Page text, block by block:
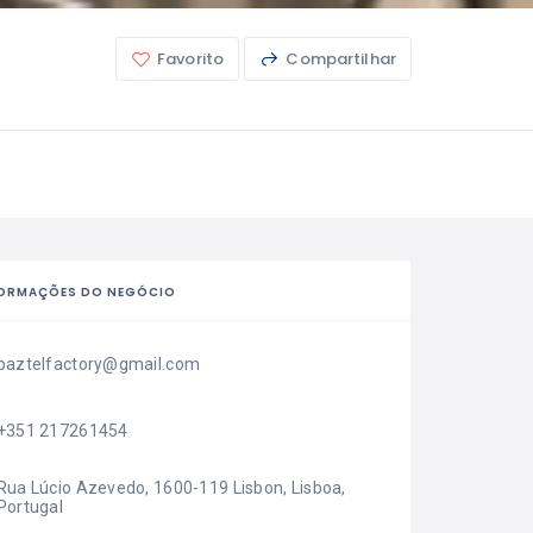
Favorito Compartilhar
DO NEGÓCIO
217261454
Lúcio Azevedo, 1600-119 Lisbon, Lisboa,